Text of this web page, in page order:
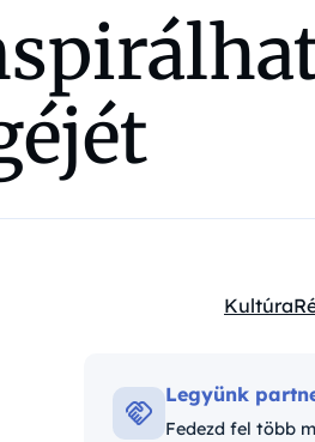
Kultúra
Legyünk
Fedezd fel több